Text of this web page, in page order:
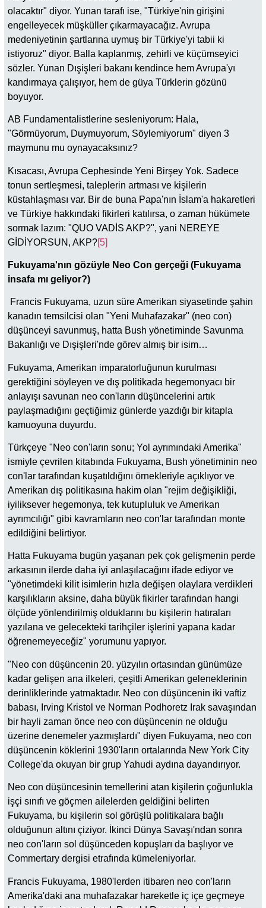
olacaktır" diyor. Yunan tarafı ise, "Türkiye'nin girişini
engelleyecek müşküller çıkarmayacağız. Avrupa
medeniyetinin şartlarına uymuş bir Türkiye'yi tabii ki
istiyoruz" diyor. Balla kaplanmış, zehirli ve küçümseyici
sözler. Yunan Dışişleri bakanı kendince hem Avrupa'yı
kandırmaya çalışıyor, hem de güya Türklerin gözünü
boyuyor.
AB Fundamentalistlerine sesleniyorum: Hala,
"Görmüyorum, Duymuyorum, Söylemiyorum" diyen 3
maymunu mu oynayacaksınız?
Kısacası, Avrupa Cephesinde Yeni Birşey Yok. Sadece
tonun sertleşmesi, taleplerin artması ve kişilerin
küstahlaşması var. Bir de buna Papa'nın İslam'a hakaretleri
ve Türkiye hakkındaki fikirleri katılırsa, o zaman hükümete
sormak lazım: "QUO VADİS AKP?", yani NEREYE
GİDİYORSUN, AKP?[5]
Fukuyama'nın gözüyle Neo Con gerçeği (Fukuyama
insafa mı geliyor?)
Francis Fukuyama, uzun süre Amerikan siyasetinde şahin
kanadın temsilcisi olan "Yeni Muhafazakar" (neo con)
düşünceyi savunmuş, hatta Bush yönetiminde Savunma
Bakanlığı ve Dışişleri'nde görev almış bir isim…
Fukuyama, Amerikan imparatorluğunun kurulması
gerektiğini söyleyen ve dış politikada hegemonyacı bir
anlayışı savunan neo con'ların düşüncelerini artık
paylaşmadığını geçtiğimiz günlerde yazdığı bir kitapla
kamuoyuna duyurdu.
Türkçeye "Neo con'ların sonu; Yol ayrımındaki Amerika"
ismiyle çevrilen kitabında Fukuyama, Bush yönetiminin neo
con'lar tarafından kuşatıldığını örnekleriyle açıklıyor ve
Amerikan dış politikasına hakim olan "rejim değişikliği,
iyiliksever hegemonya, tek kutupluluk ve Amerikan
ayrımcılığı" gibi kavramların neo con'lar tarafından monte
edildiğini belirtiyor.
Hatta Fukuyama bugün yaşanan pek çok gelişmenin perde
arkasının ilerde daha iyi anlaşılacağını ifade ediyor ve
"yönetimdeki kilit isimlerin hızla değişen olaylara verdikleri
karşılıkların aksine, daha büyük fikirler tarafından hangi
ölçüde yönlendirilmiş olduklarını bu kişilerin hatıraları
yazılana ve gelecekteki tarihçiler işlerini yapana kadar
öğrenemeyeceğiz" yorumunu yapıyor.
"Neo con düşüncenin 20. yüzyılın ortasından günümüze
kadar gelişen ana ilkeleri, çeşitli Amerikan geleneklerinin
derinliklerinde yatmaktadır. Neo con düşüncenin iki vaftiz
babası, Irving Kristol ve Norman Podhoretz Irak savaşından
bir hayli zaman önce neo con düşüncenin ne olduğu
üzerine denemeler yazmışlardı" diyen Fukuyama, neo con
düşüncenin köklerini 1930'ların ortalarında New York City
College'da okuyan bir grup Yahudi aydına dayandırıyor.
Neo con düşüncesinin temellerini atan kişilerin çoğunlukla
işçi sınıfı ve göçmen ailelerden geldiğini belirten
Fukuyama, bu kişilerin sol görüşlü politikalara bağlı
olduğunun altını çiziyor. İkinci Dünya Savaşı'ndan sonra
neo con'ların sol düşünceden kopuşları da başlıyor ve
Commertary dergisi etrafında kümeleniyorlar.
Francis Fukuyama, 1980'lerden itibaren neo con'ların
Amerika'daki ana muhafazakar hareketle iç içe geçmeye